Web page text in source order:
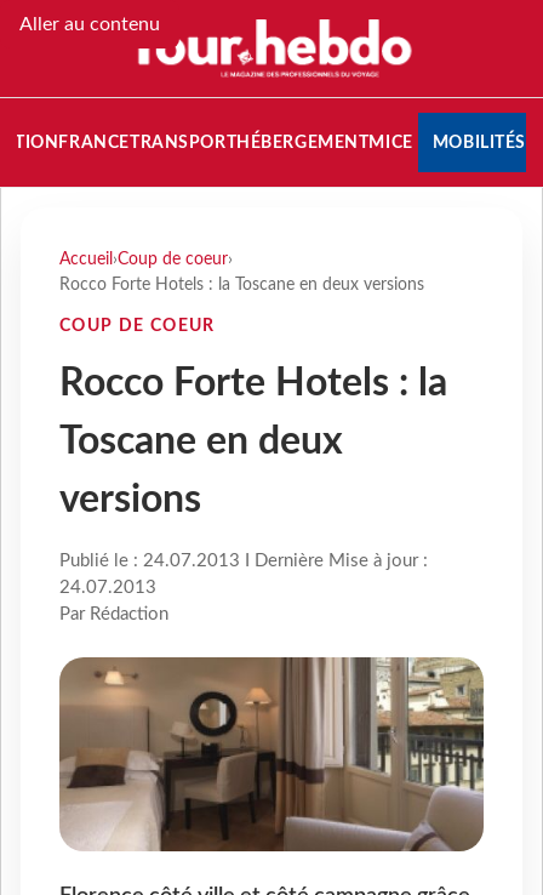
Aller au contenu
FRANCETRANSPORT HÉBERGEMENTMICE MOBILITÉS
Accueil ›Coup de coeur›
Rocco Forte Hotels : la Toscane en deux versions
COUP DE COEUR
Rocco Forte Hotels : la
Toscane en deux
versions
Publié le : 24.07.2013 I Dernière Mise à jour :
24.07.2013
Par Rédaction